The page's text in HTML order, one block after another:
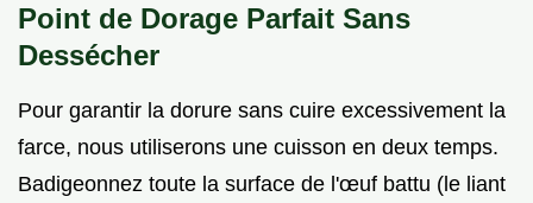
Point de Dorage Parfait Sans
Dessécher
Pour garantir la dorure sans cuire excessivement la
farce, nous utiliserons une cuisson en deux temps.
Badigeonnez toute la surface de l'œuf battu (le liant